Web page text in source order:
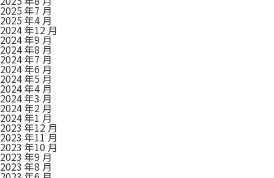
2025 年7 月
2025 年4 月
2024 年12 月
2024 年9 月
2024 年8 月
2024 年7 月
2024 年6 月
2024 年5 月
2024 年4 月
2024 年3 月
2024 年2 月
2024 年1 月
2023 年12 月
2023 年11 月
2023 年10 月
2023 年9 月
2023 年8 月